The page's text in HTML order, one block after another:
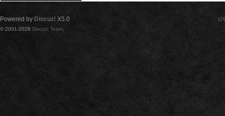
ป
Powered by Discuz! X5.0
© 2001-2026 Discuz! Team